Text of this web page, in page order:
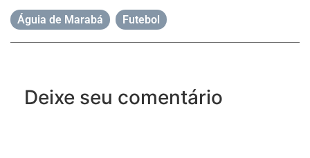
Águia de Marabá Futebol
Deixe seu comentário